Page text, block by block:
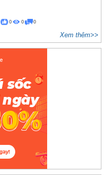
0 0 0
Xem thêm>>